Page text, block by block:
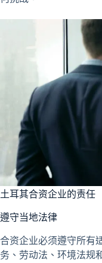
土耳其合资企业的责任
遵守当地法律
合资企业必须遵守所有
务、劳动法、环境法规